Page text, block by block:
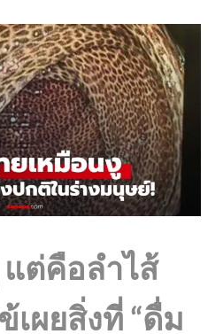
ต่คือลำไส้
ผยสิ่งที่ “ดื่ม